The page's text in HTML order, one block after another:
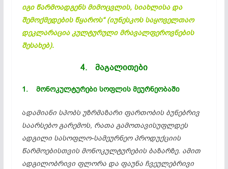
იგი წარმოადგენს მიმოცვლის, სიახლისა და
შემოქმედების წყაროს“ (იუნესკოს საყოველთაო
დეკლარაცია კულტურული მრავალფეროვნების
შესახებ).
4. მაგალითები
1. მონოკულტურებისოფლის მეურნეობაში
ადამიანი სპობს უზრმაზარი ფართობის ბუნებრივ
საარსებო გარემოს, რათა გამოთავისუფლდეს
ადგილი სასოფლო-სამეურნეო პროდუქციის
წარმოებისთვის მონოკულტურებისბაზარზე. ამით
ადგილობრივი ფლორა და ფაუნა ჩვეულებრივი